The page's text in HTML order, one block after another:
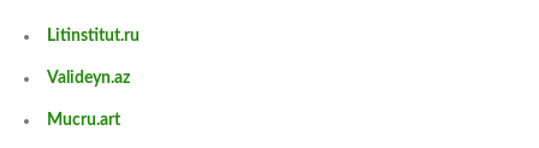
Litinstitut.ru
Valideyn.az
Mucru.art